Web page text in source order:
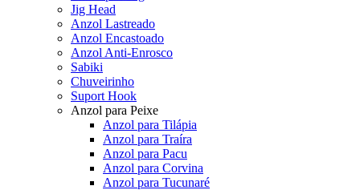
Jig Head
Anzol Lastreado
Anzol Encastoado
Anzol Anti-Enrosco
Sabiki
Chuveirinho
Suport Hook
Anzol para Peixe
Anzol para Tilápia
Anzol para Traíra
Anzol para Pacu
Anzol para Corvina
Anzol para Tucunaré